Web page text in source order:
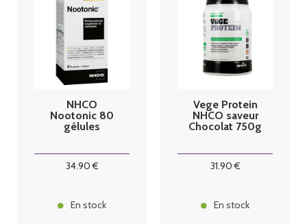
NHCO
Nootonic 80
gélules
34.90€
En stock
Vege Protein
NHCO saveur
Chocolat 750g
31.90€
En stock